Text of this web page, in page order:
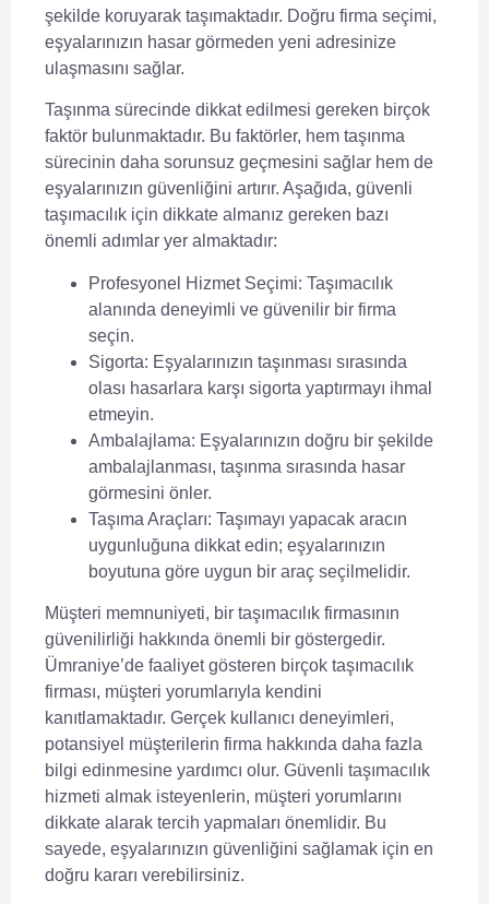
şekilde koruyarak taşımaktadır. Doğru firma seçimi,
eşyalarınızın hasar görmeden yeni adresinize
ulaşmasını sağlar.
Taşınma sürecinde dikkat edilmesi gereken birçok
faktör bulunmaktadır. Bu faktörler, hem taşınma
sürecinin daha sorunsuz geçmesini sağlar hem de
eşyalarınızın güvenliğini artırır. Aşağıda, güvenli
taşımacılık için dikkate almanız gereken bazı
önemli adımlar yer almaktadır:
Profesyonel Hizmet Seçimi: Taşımacılık
alanında deneyimli ve güvenilir bir firma
seçin.
Sigorta: Eşyalarınızın taşınması sırasında
olası hasarlara karşı sigorta yaptırmayı ihmal
etmeyin.
Ambalajlama: Eşyalarınızın doğru bir şekilde
ambalajlanması, taşınma sırasında hasar
görmesini önler.
Taşıma Araçları: Taşımayı yapacak aracın
uygunluğuna dikkat edin; eşyalarınızın
boyutuna göre uygun bir araç seçilmelidir.
Müşteri memnuniyeti, bir taşımacılık firmasının
güvenilirliği hakkında önemli bir göstergedir.
Ümraniye’de faaliyet gösteren birçok taşımacılık
firması, müşteri yorumlarıyla kendini
kanıtlamaktadır. Gerçek kullanıcı deneyimleri,
potansiyel müşterilerin firma hakkında daha fazla
bilgi edinmesine yardımcı olur. Güvenli taşımacılık
hizmeti almak isteyenlerin, müşteri yorumlarını
dikkate alarak tercih yapmaları önemlidir. Bu
sayede, eşyalarınızın güvenliğini sağlamak için en
doğru kararı verebilirsiniz.